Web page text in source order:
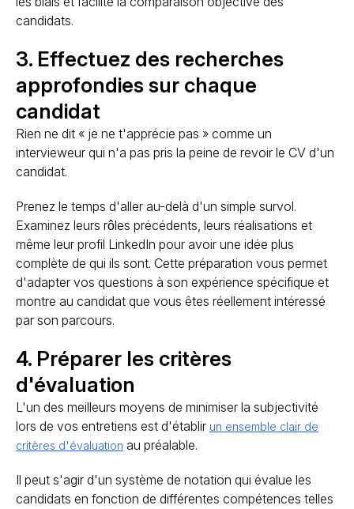
candidats.
3. Effectuez des recherches
approfondies sur chaque
candidat
Rien ne dit « je ne t'apprécie pas » comme un
intervieweur qui n'a pas pris la peine de revoir le CV d'un
candidat.
Prenez le temps d'aller au-delà d'un simple survol.
Examinez leurs rôles précédents, leurs réalisations et
même leur profil LinkedIn pour avoir une idée plus
complète de qui ils sont. Cette préparation vous permet
d'adapter vos questions à son expérience spécifique et
montre au candidat que vous êtes réellement intéressé
par son parcours.
4. Préparer les critères
d'évaluation
L'un des meilleurs moyens de minimiser la subjectivité
lors de vos entretiens est d'établir un ensemble clair de
critères d'évaluation au préalable.
Il peut s'agir d'un système de notation qui évalue les
candidats en fonction de différentes compétences telles